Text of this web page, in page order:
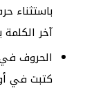
باستثناء
آخر
الحروف
كتبت في